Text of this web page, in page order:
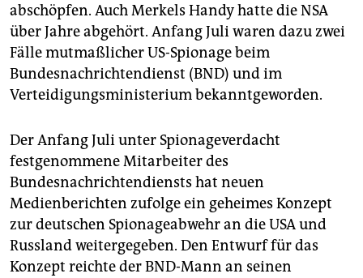
abschöpfen. Auch Merkels Handy hatte die NSA
über Jahre abgehört. Anfang Juli waren dazu zwei
Fälle mutmaßlicher US-Spionage beim
Bundesnachrichtendienst (BND) und im
Verteidigungsministerium bekanntgeworden.
Der Anfang Juli unter Spionageverdacht
festgenommene Mitarbeiter des
Bundesnachrichtendiensts hat neuen
Medienberichten zufolge ein geheimes Konzept
zur deutschen Spionageabwehr an die USA und
Russland weitergegeben. Den Entwurf für das
Konzept reichte der BND-Mann an seinen